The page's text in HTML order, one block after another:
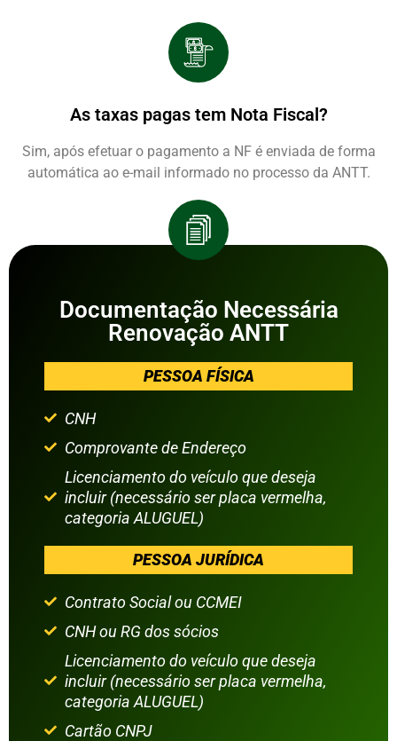
As taxas pagas tem Nota Fiscal?
Sim, após efetuar o pagamento a NF é enviada de forma
automática ao e-mail informado no processo da ANTT.
Documentação Necessária
Renovação ANTT
PESSOA FÍSICA
CNH
Comprovante de Endereço
Licenciamento do veículo que deseja
incluir (necessário ser placa vermelha,
categoria ALUGUEL)
PESSOA JURÍDICA
Contrato Social ou CCMEI
CNH ou RG dos sócios
Licenciamento do veículo que deseja
incluir (necessário ser placa vermelha,
categoria ALUGUEL)
Cartão CNPJ